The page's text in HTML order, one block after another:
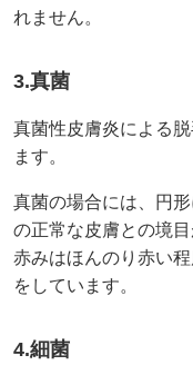
れません。
3.真菌
真菌性皮膚炎による
ます。
真菌の場合には、円
の正常な皮膚との境
赤みはほんのり赤い
をしています。
4.細菌